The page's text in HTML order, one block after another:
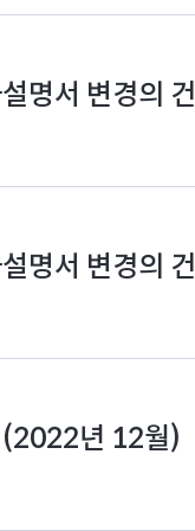
명서 변경의 건
명서 변경의 건
(2022년 12월)